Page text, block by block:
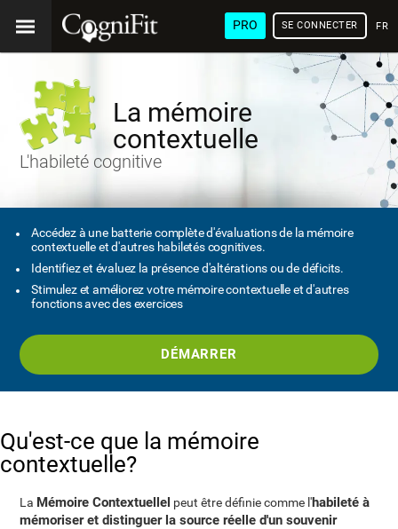
PRO SE CONNECTER
La mémoire
contextuelle
L'habileté cognitive
Accédez à une batterie complète d'évaluations de la mémoire
contextuelle et d'autres habiletés cognitives.
Identifiez et évaluez la présence d'altérations ou de déficits.
Stimulez et améliorez votre mémoire contextuelle et d'autres
fonctions avec des exercices
DÉMARRER
Qu'est-ce que la mémoire
contextuelle?
La Mémoire Contextuellel peut être définie comme l'habileté à
mémoriser et distinguer la source réelle d'un souvenir